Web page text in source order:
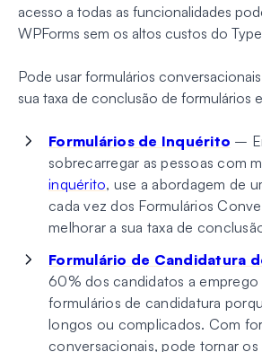
acesso a todas as funcionalidades
WPForms sem os altos custos do
Pode usar formulários
sua taxa de conclusão de formulários
Formulários de Inquérito –
sobrecarregar as pessoas com
inquérito, use a abordagem de
cada vez dos Formulários
melhorar a sua taxa de
Formulário de Candidatura
60% dos candidatos a emprego
formulários de candidatura
longos ou complicados. Com
conversacionais, pode tornar os